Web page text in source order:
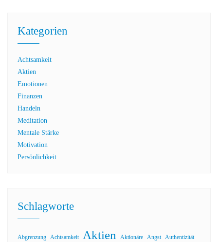
Kategorien
Achtsamkeit
Aktien
Emotionen
Finanzen
Handeln
Meditation
Mentale Stärke
Motivation
Persönlichkeit
Schlagworte
Abgrenzung Achtsamkeit Aktien Aktionäre Angst Authentizität